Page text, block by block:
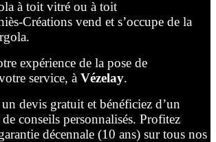
à toit vitré ou à toit
Créations vend et s’occupe de la
expérience de la pose de
service, à Vézelay.
devis gratuit et bénéficiez d’un
conseils personnalisés. Profitez
décennale (10 ans) sur tous nos